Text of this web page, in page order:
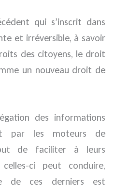
qui s’inscrit dans
et irréversible, à savoir
des citoyens, le droit
un nouveau droit de
des informations
par les moteurs de
de faciliter à leurs
ci peut conduire,
de ces derniers est